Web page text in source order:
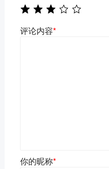
评论内容*
你的昵称*